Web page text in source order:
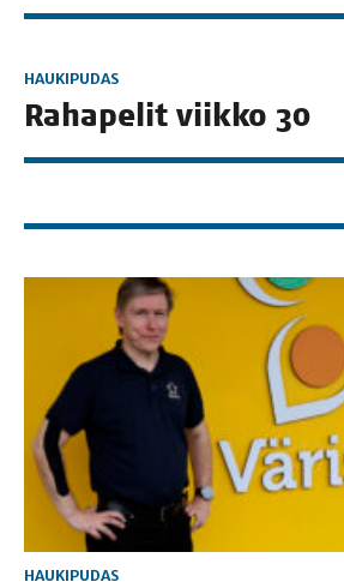
HAUKIPUDAS
Raha­pe­lit viik­ko 30
HAUKIPUDAS